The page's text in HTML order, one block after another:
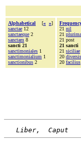
Alphabetical [« »]
sanctae 12
sanctaeque 2
sanctam 8
sancti 21
sanctimoniales 1
sanctimonialium 1
sanctionibus 2
21 nil
21 plurima
21 post
21 sancti
21 siciliae
20 diversis
20 facilius
Liber,  Caput